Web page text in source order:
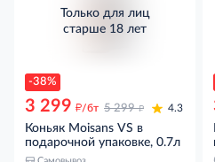
-38%
Только для лиц
старше 18 лет
3 299 д/бт 5 299 д 4.3
Коньяк Moisans VS в
подарочной упаковке, 0.7л